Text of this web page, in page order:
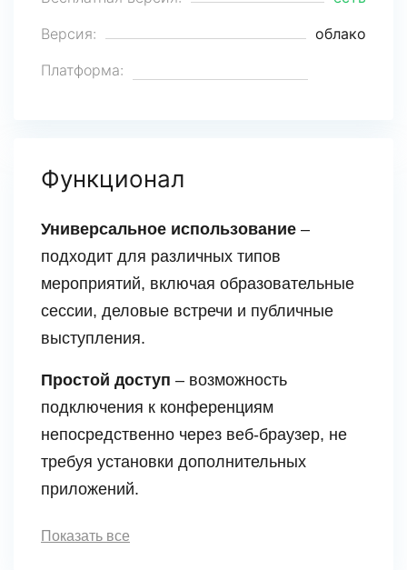
Версия:
облако
Платформа:
Функционал
Универсальное использование –
подходит для различных типов
мероприятий, включая образовательные
сессии, деловые встречи и публичные
выступления.
Простой доступ – возможность
подключения к конференциям
непосредственно через веб-браузер, не
требуя установки дополнительных
приложений.
Показать все